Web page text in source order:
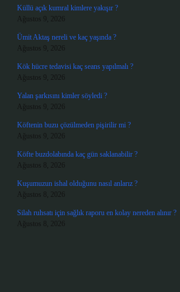
Küllü açık kumral kimlere yakışır ?
Ağustos 9, 2026
Ümit Aktaş nereli ve kaç yaşında ?
Ağustos 9, 2026
Kök hücre tedavisi kaç seans yapılmalı ?
Ağustos 9, 2026
Yalan şarkısını kimler söyledi ?
Ağustos 9, 2026
Köftenin buzu çözülmeden pişirilir mi ?
Ağustos 9, 2026
Köfte buzdolabında kaç gün saklanabilir ?
Ağustos 8, 2026
Kuşumuzun ishal olduğunu nasıl anlarız ?
Ağustos 8, 2026
Silah ruhsatı için sağlık raporu en kolay nereden alınır ?
Ağustos 8, 2026